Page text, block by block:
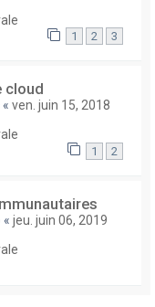
1 2 3
cloud
« ven. juin 15, 2018
1 2
« jeu. juin 06, 2019